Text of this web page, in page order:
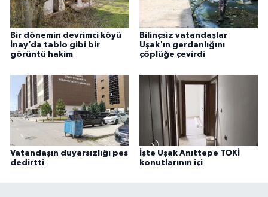
Bir dönemin devrimci köyü
İnay’da tablo gibi bir
görüntü hakim
Bilinçsiz vatandaşlar
Uşak'ın gerdanlığını
çöplüğe çevirdi
Vatandaşın duyarsızlığı pes
dedirtti
İşte Uşak Anıttepe TOKİ
konutlarının içi